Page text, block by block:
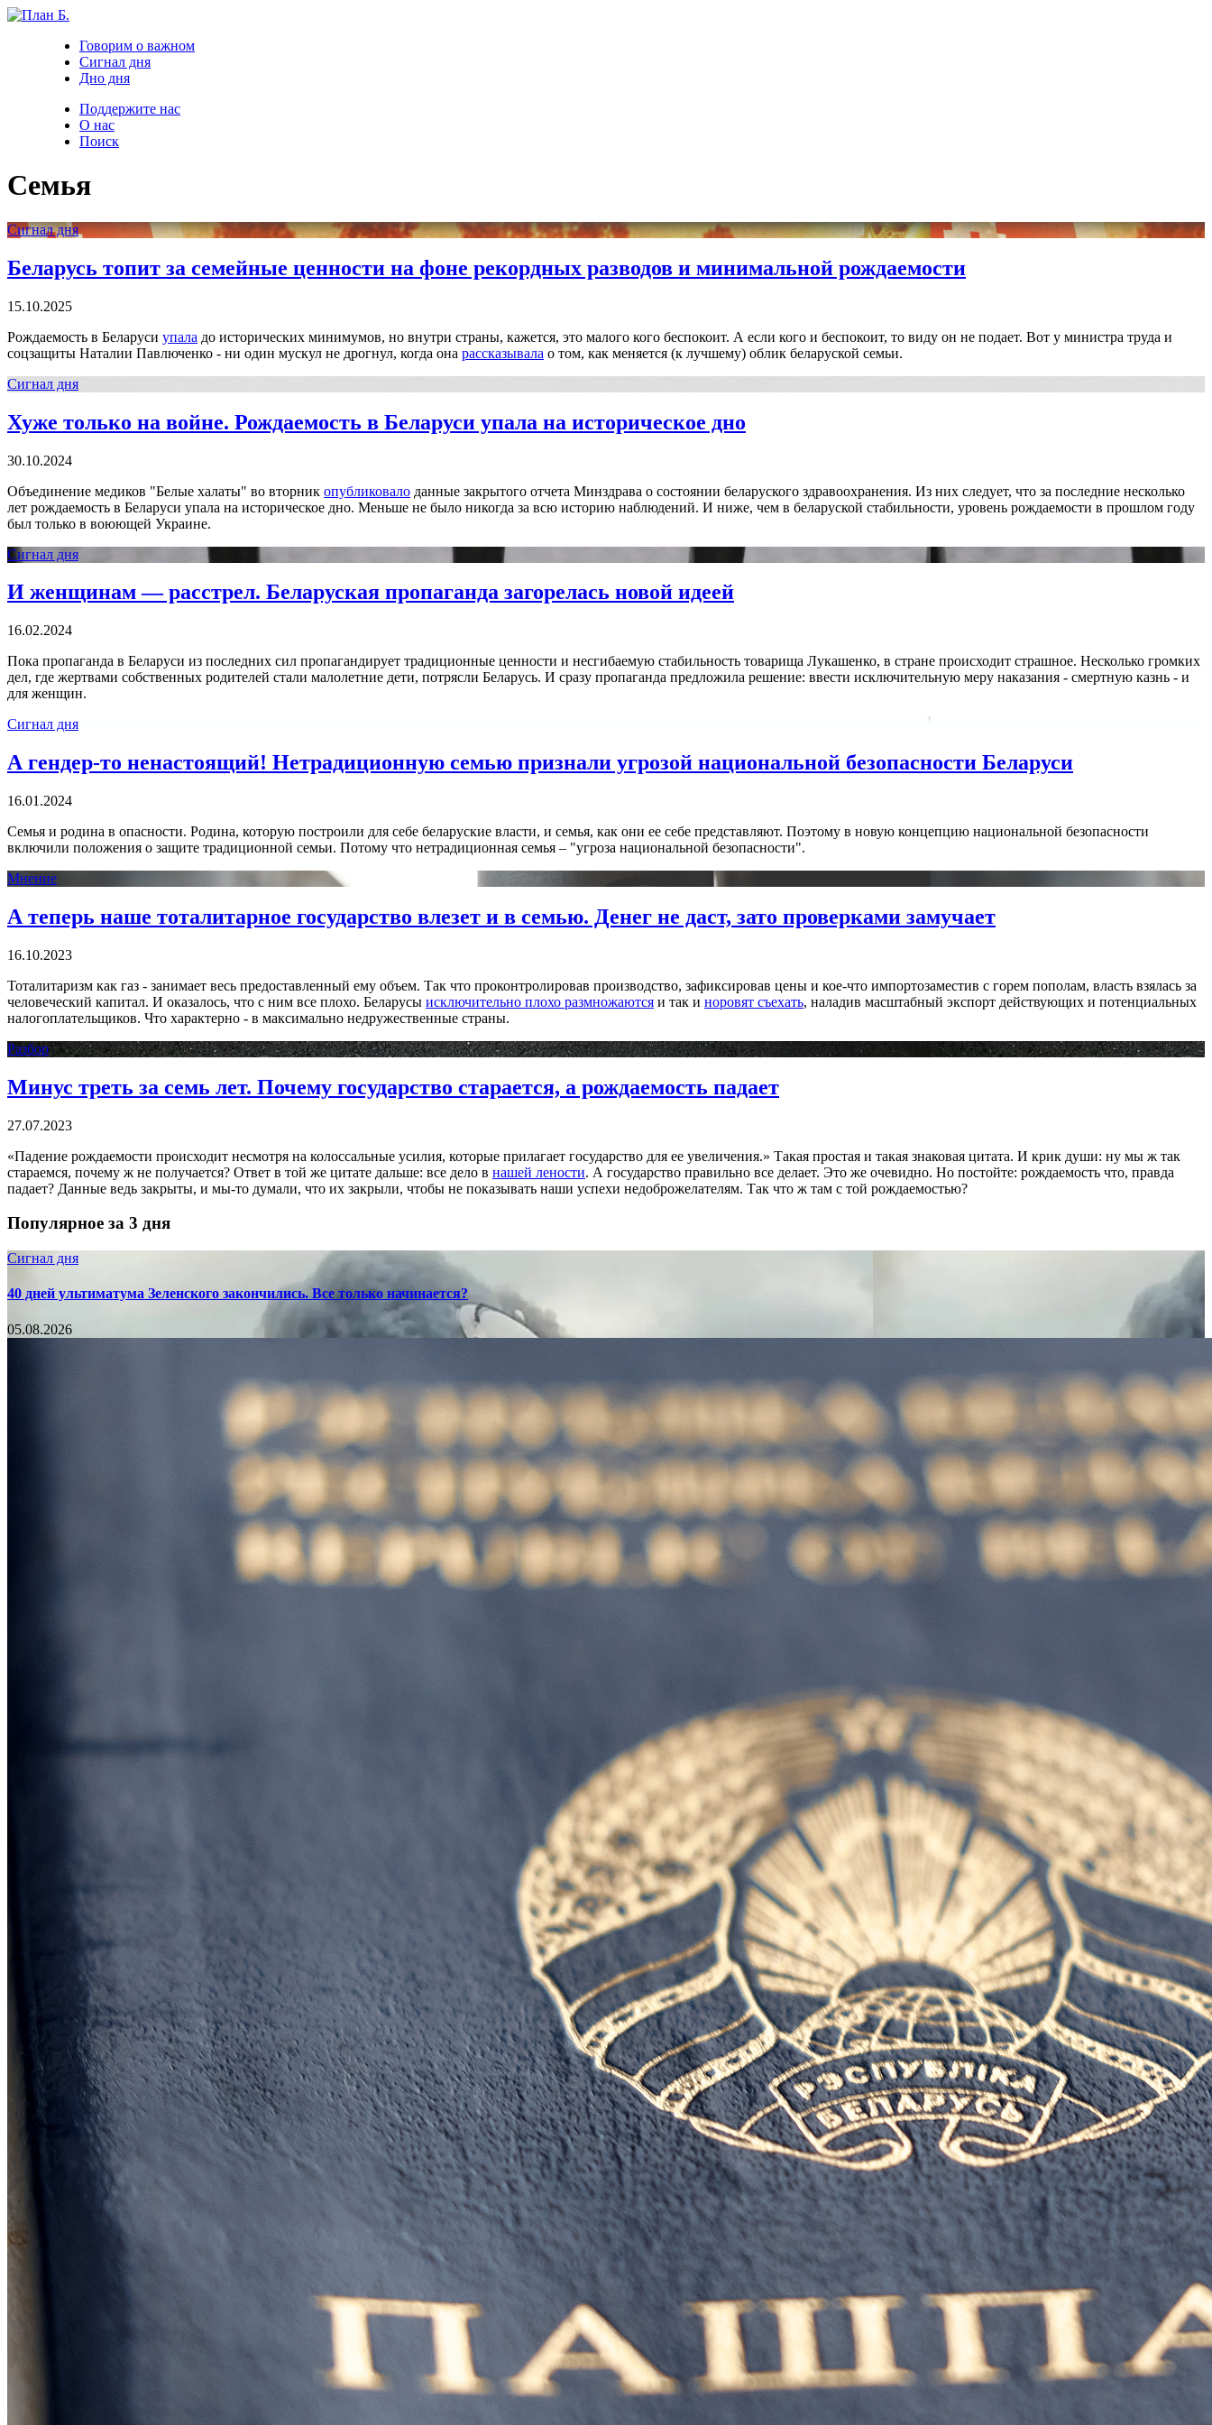
Говорим о важном
Сигнал дня
Дно дня
Поддержите нас
О нас
Поиск
Семья
Сигнал дня
Беларусь топит за семейные ценности на фоне рекордных разводов и минимальной рождаемости
15.10.2025
Рождаемость в Беларуси упала до исторических минимумов, но внутри страны, кажется, это малого кого беспокоит. А если кого и беспокоит, то виду он не подает. Вот у министра труда и
соцзащиты Наталии Павлюченко - ни один мускул не дрогнул, когда она рассказывала о том, как меняется (к лучшему) облик беларуской семьи.
Сигнал дня
Хуже только на войне. Рождаемость в Беларуси упала на историческое дно
30.10.2024
Объединение медиков "Белые халаты" во вторник опубликовало данные закрытого отчета Минздрава о состоянии беларуского здравоохранения. Из них следует, что за последние несколько
лет рождаемость в Беларуси упала на историческое дно. Меньше не было никогда за всю историю наблюдений. И ниже, чем в беларуской стабильности, уровень рождаемости в прошлом году
был только в воюющей Украине.
Сигнал дня
И женщинам — расстрел. Беларуская пропаганда загорелась новой идеей
16.02.2024
Пока пропаганда в Беларуси из последних сил пропагандирует традиционные ценности и несгибаемую стабильность товарища Лукашенко, в стране происходит страшное. Несколько громких
дел, где жертвами собственных родителей стали малолетние дети, потрясли Беларусь. И сразу пропаганда предложила решение: ввести исключительную меру наказания - смертную казнь - и
для женщин.
Сигнал дня
А гендер-то ненастоящий! Нетрадиционную семью признали угрозой национальной безопасности Беларуси
16.01.2024
Семья и родина в опасности. Родина, которую построили для себе беларуские власти, и семья, как они ее себе представляют. Поэтому в новую концепцию национальной безопасности
включили положения о защите традиционной семьи. Потому что нетрадиционная семья – "угроза национальной безопасности".
Мнение
А теперь наше тоталитарное государство влезет и в семью. Денег не даст, зато проверками замучает
16.10.2023
Тоталитаризм как газ - занимает весь предоставленный ему объем. Так что проконтролировав производство, зафиксировав цены и кое-что импортозаместив с горем пополам, власть взялась за
человеческий капитал. И оказалось, что с ним все плохо. Беларусы исключительно плохо размножаются и так и норовят съехать, наладив масштабный экспорт действующих и потенциальных
налогоплательщиков. Что характерно - в максимально недружественные страны.
Разбор
Минус треть за семь лет. Почему государство старается, а рождаемость падает
27.07.2023
«Падение рождаемости происходит несмотря на колоссальные усилия, которые прилагает государство для ее увеличения.» Такая простая и такая знаковая цитата. И крик души: ну мы ж так
стараемся, почему ж не получается? Ответ в той же цитате дальше: все дело в нашей лености. А государство правильно все делает. Это же очевидно. Но постойте: рождаемость что, правда
падает? Данные ведь закрыты, и мы-то думали, что их закрыли, чтобы не показывать наши успехи недоброжелателям. Так что ж там с той рождаемостью?
Популярное за 3 дня
Сигнал дня
40 дней ультиматума Зеленского закончились. Все только начинается?
05.08.2026